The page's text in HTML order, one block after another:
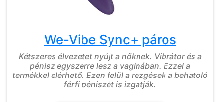
We-Vibe Sync+ páros
Kétszeres élvezetet nyújt a nőknek. Vibrátor és a
pénisz egyszerre lesz a vaginában. Ezzel a
termékkel elérhető. Ezen felül a rezgések a behatoló
férfi péniszét is izgatják.